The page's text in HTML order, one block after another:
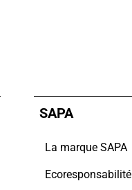
SAPA
La marque SAPA
Ecoresponsabilité